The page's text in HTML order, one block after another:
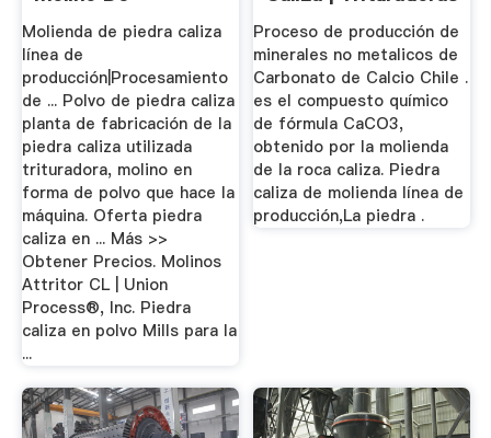
Bolas,Barita ...
Molienda de piedra caliza
línea de
producción|Procesamiento
de ... Polvo de piedra caliza
planta de fabricación de la
piedra caliza utilizada
trituradora, molino en
forma de polvo que hace la
máquina. Oferta piedra
caliza en ... Más >>
Obtener Precios. Molinos
Attritor CL | Union
Process®, Inc. Piedra
caliza en polvo Mills para la
...
Y Molinos
Proceso de producción de
minerales no metalicos de
Carbonato de Calcio Chile .
es el compuesto químico
de fórmula CaCO3,
obtenido por la molienda
de la roca caliza. Piedra
caliza de molienda línea de
producción,La piedra .